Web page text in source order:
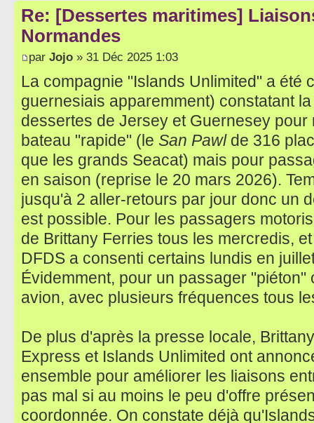
Re: [Dessertes maritimes]
Normandes
par Jojo » 31 Déc 2025 1:03
La compagnie "Islands Unlimited" a été
guernesiais apparemment) constatant
dessertes de Jersey et Guernesey
bateau "rapide" (le San Pawl de 316
que les grands Seacat) mais pour
en saison (reprise le 20 mars 2026).
jusqu'à 2 aller-retours par jour donc un
est possible. Pour les passagers
de Brittany Ferries tous les mercredis,
DFDS a consenti certains lundis en
Évidemment, pour un passager
avion, avec plusieurs fréquences tous
De plus d'après la presse locale,
Express et Islands Unlimited ont
ensemble pour améliorer les liaisons
pas mal si au moins le peu d'offre
coordonnée. On constate déjà